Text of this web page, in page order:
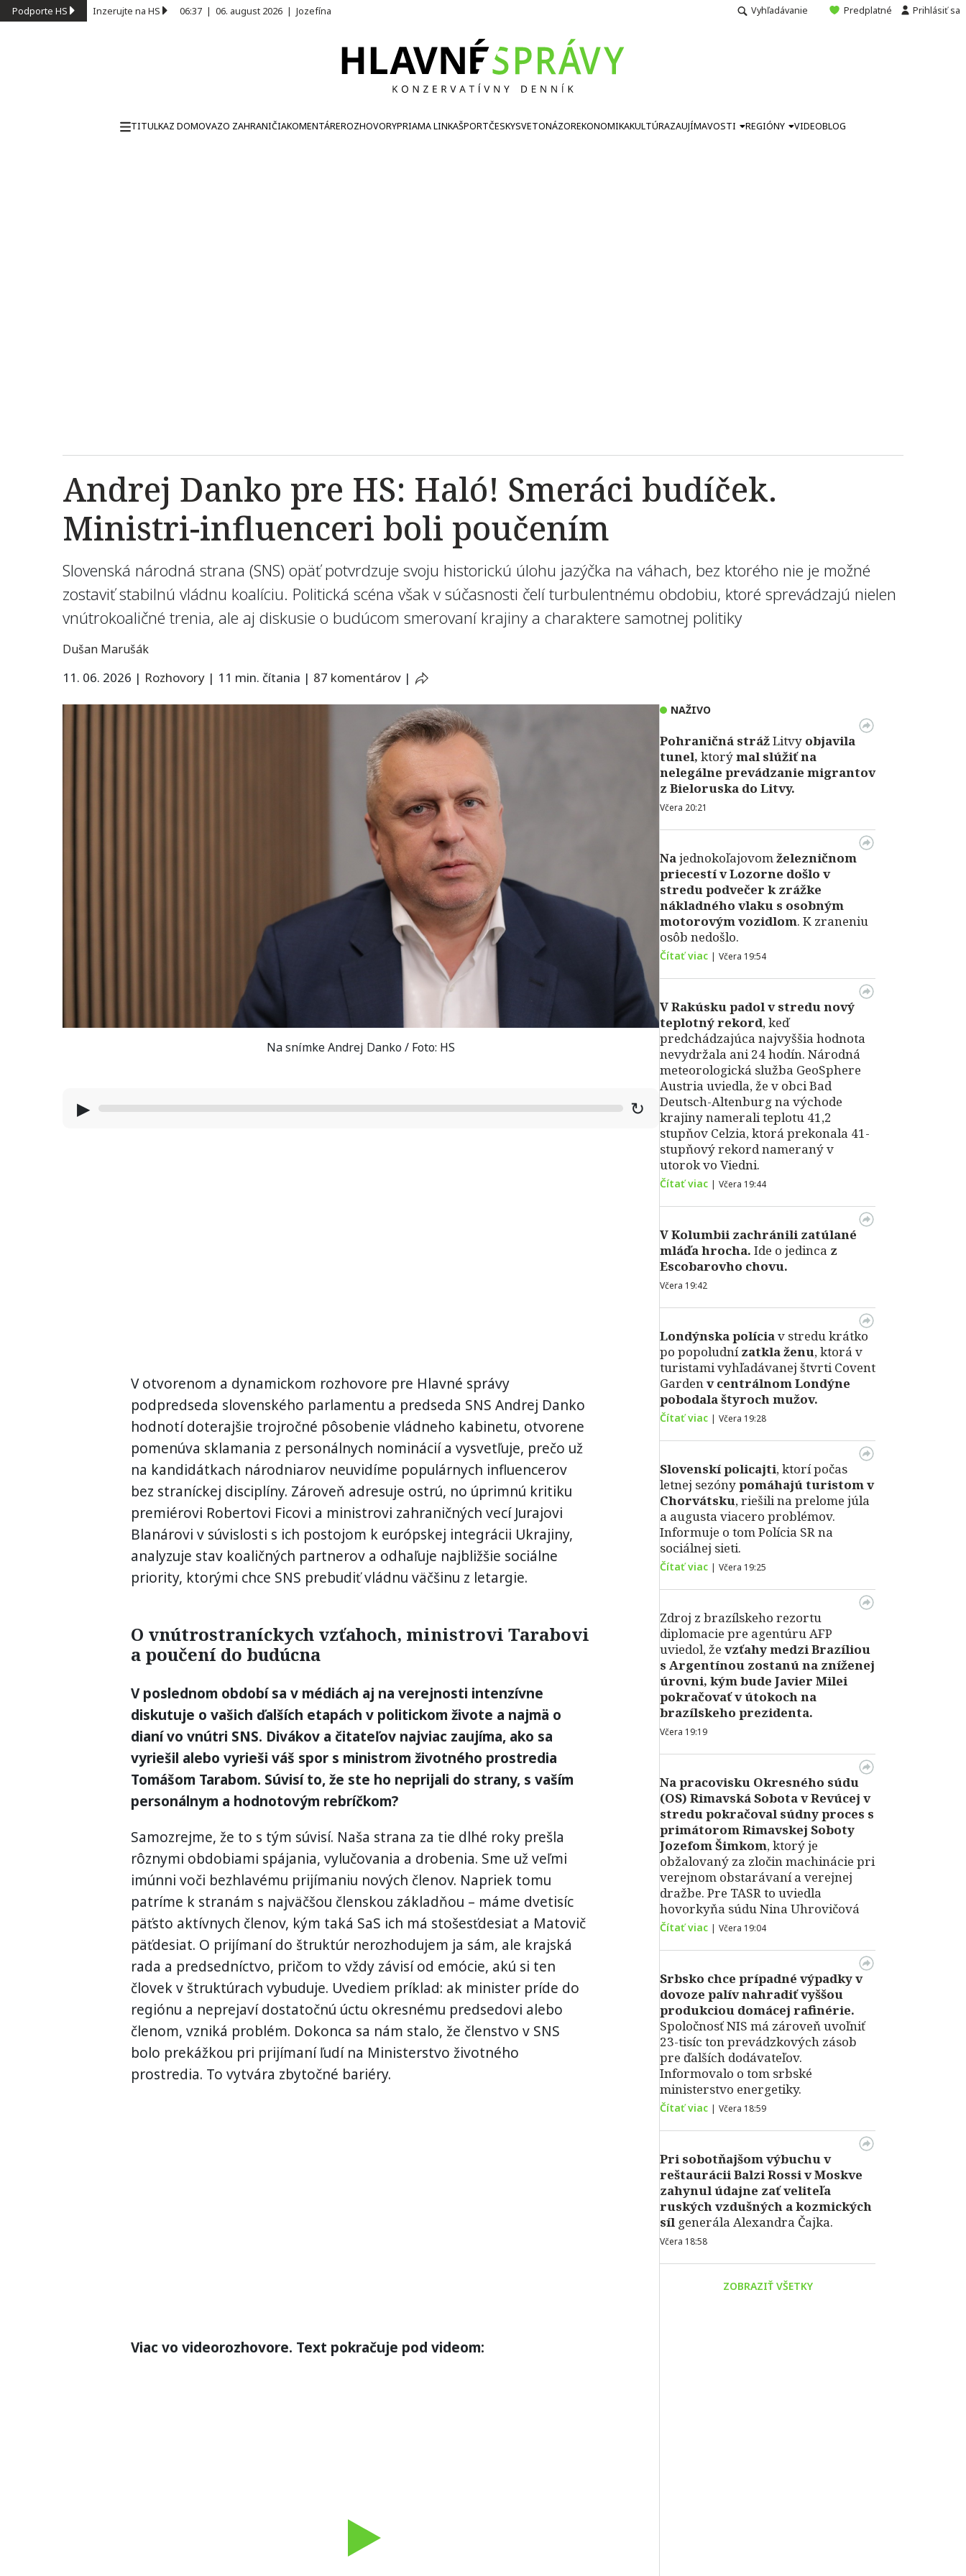
Podporte HS Inzerujte na HS 06:37 | 06. august 2026 | Jozefína Vyhľadávanie Predplatné Prihlásiť sa
TITULKAZ DOMOVAZO ZAHRANIČIAKOMENTÁREROZHOVORYPRIAMA LINKAŠPORTČESKYSVETONÁZOREKONOMIKAKULTÚRAZAUJÍMAVOSTI REGIÓNY VIDEOBLOG
Andrej Danko pre HS: Haló! Smeráci budíček.
Ministri-influenceri boli poučením
Slovenská národná strana (SNS) opäť potvrdzuje svoju historickú úlohu jazýčka na váhach, bez ktorého nie je možné
zostaviť stabilnú vládnu koalíciu. Politická scéna však v súčasnosti čelí turbulentnému obdobiu, ktoré sprevádzajú nielen
vnútrokoaličné trenia, ale aj diskusie o budúcom smerovaní krajiny a charaktere samotnej politiky
Dušan Marušák
11. 06. 2026 | Rozhovory | 11 min. čítania | 87 komentárov |
Na snímke Andrej Danko / Foto: HS
▶ ↻
V otvorenom a dynamickom rozhovore pre Hlavné správy
podpredseda slovenského parlamentu a predseda SNS Andrej Danko
hodnotí doterajšie trojročné pôsobenie vládneho kabinetu, otvorene
pomenúva sklamania z personálnych nominácií a vysvetľuje, prečo už
na kandidátkach národniarov neuvidíme populárnych influencerov
bez straníckej disciplíny. Zároveň adresuje ostrú, no úprimnú kritiku
premiérovi Robertovi Ficovi a ministrovi zahraničných vecí Jurajovi
Blanárovi v súvislosti s ich postojom k európskej integrácii Ukrajiny,
analyzuje stav koaličných partnerov a odhaľuje najbližšie sociálne
priority, ktorými chce SNS prebudiť vládnu väčšinu z letargie.
O vnútrostraníckych vzťahoch, ministrovi Tarabovi
a poučení do budúcna
V poslednom období sa v médiách aj na verejnosti intenzívne
diskutuje o vašich ďalších etapách v politickom živote a najmä o
dianí vo vnútri SNS. Divákov a čitateľov najviac zaujíma, ako sa
vyriešil alebo vyrieši váš spor s ministrom životného prostredia
Tomášom Tarabom. Súvisí to, že ste ho neprijali do strany, s vaším
personálnym a hodnotovým rebríčkom?
Samozrejme, že to s tým súvisí. Naša strana za tie dlhé roky prešla
rôznymi obdobiami spájania, vylučovania a drobenia. Sme už veľmi
imúnni voči bezhlavému prijímaniu nových členov. Napriek tomu
patríme k stranám s najväčšou členskou základňou – máme dvetisíc
päťsto aktívnych členov, kým taká SaS ich má stošesťdesiat a Matovič
päťdesiat. O prijímaní do štruktúr nerozhodujem ja sám, ale krajská
rada a predsedníctvo, pričom to vždy závisí od emócie, akú si ten
človek v štruktúrach vybuduje. Uvediem príklad: ak minister príde do
regiónu a neprejaví dostatočnú úctu okresnému predsedovi alebo
členom, vzniká problém. Dokonca sa nám stalo, že členstvo v SNS
bolo prekážkou pri prijímaní ľudí na Ministerstvo životného
prostredia. To vytvára zbytočné bariéry.
Viac vo videorozhovore. Text pokračuje pod videom:
NAŽIVO
Pohraničná strážLitvy objavila
tunel, ktorýmal slúžiť na
nelegálne prevádzanie migrantov
z Bieloruska do Litvy.
Včera 20:21
Najednokoľajovomželezničnom
priecestí v Lozorne došlo v
stredu podvečer k zrážke
nákladného vlaku s osobným
motorovým vozidlom. K zraneniu
osôb nedošlo.
Čítať viac | Včera 19:54
V Rakúsku padol v stredu nový
teplotný rekord, keď
predchádzajúca najvyššia hodnota
nevydržala ani 24 hodín. Národná
meteorologická služba GeoSphere
Austria uviedla, že v obci Bad
Deutsch-Altenburg na východe
krajiny namerali teplotu 41,2
stupňov Celzia, ktorá prekonala 41-
stupňový rekord nameraný v
utorok vo Viedni.
Čítať viac | Včera 19:44
V Kolumbii zachránili zatúlané
mláďa hrocha. Ide o jedinca z
Escobarovho chovu.
Včera 19:42
Londýnska políciav stredu krátko
po popoludnízatkla ženu, ktorá v
turistami vyhľadávanej štvrti Covent
Gardenv centrálnom Londýne
pobodala štyroch mužov.
Čítať viac | Včera 19:28
Slovenskí policajti, ktorí počas
letnej sezónypomáhajú turistom v
Chorvátsku, riešili na prelome júla
a augusta viacero problémov.
Informuje o tom Polícia SR na
sociálnej sieti.
Čítať viac | Včera 19:25
Zdroj z brazílskeho rezortu
diplomacie pre agentúru AFP
uviedol, že vzťahy medzi Brazíliou
s Argentínou zostanú na zníženej
úrovni, kým bude Javier Milei
pokračovať v útokoch na
brazílskeho prezidenta.
Včera 19:19
Na pracovisku Okresného súdu
(OS) Rimavská Sobota v Revúcej v
stredu pokračoval súdny proces s
primátorom Rimavskej Soboty
Jozefom Šimkom, ktorý je
obžalovaný za zločin machinácie pri
verejnom obstarávaní a verejnej
dražbe. Pre TASR to uviedla
hovorkyňa súdu Nina Uhrovičová
Čítať viac | Včera 19:04
Srbsko chce prípadné výpadky v
dovoze palív nahradiť vyššou
produkciou domácej rafinérie.
Spoločnosť NIS má zároveň uvoľniť
23-tisíc ton prevádzkových zásob
pre ďalších dodávateľov.
Informovalo o tom srbské
ministerstvo energetiky.
Čítať viac | Včera 18:59
Pri sobotňajšom výbuchu v
reštaurácii Balzi Rossi v Moskve
zahynul údajne zať veliteľa
ruských vzdušných a kozmických
síl generála Alexandra Čajka.
Včera 18:58
ZOBRAZIŤ VŠETKY